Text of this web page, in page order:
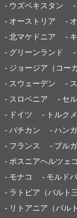
- ウズベキスタン
-
- オーストリア
-
- 北マケドニア
-
- グリーンランド
-
- ジョージア（コー
- スウェーデン
-
- スロベニア
- セ
- ドイツ
- トルク
- バチカン
- ハン
- フランス
- ブル
- ボスニアヘルツェ
- モナコ
- モルドバ
- ラトビア（バルト
- リトアニア（バル